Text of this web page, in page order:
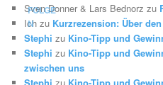
Sven Donner & Lars Bednorz zu
Ich zu Kurzrezension: Über
Stephi zu Kino-Tipp und
Stephi zu Kino-Tipp und
zwischen uns
Stephi zu Kino-Tipp und